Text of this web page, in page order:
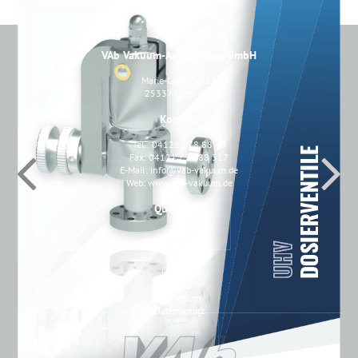
VAb Vakuum-Anlagenbau GmbH
Marie-Curie-Str. 11
25337 Elmshorn
Kontakt
Tel.: 04121 / 78 88 30
Fax: 04121 / 78 88 317
E-Mail: info@vab-vakuum.de
Web: www.vab-vakuum.de
Quicklinks
Über uns
Datenschutz